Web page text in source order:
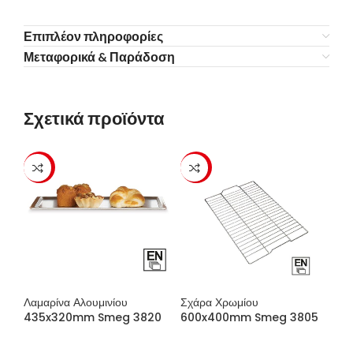
Επιπλέον πληροφορίες
Μεταφορικά & Παράδοση
Σχετικά προϊόντα
-24%
Λαμαρίνα Αλουμινίου
435x320mm Smeg 3820
-24%
Σχάρα Χρωμίου
600x400mm Smeg 3805